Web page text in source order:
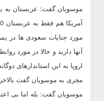
موسویان گفت: عربستان به
مورد جنایات سعودی ها در
آنها دارید و حالا در مورد
اروپا به این استاندارهای
مجری به موسویان گفت
موسویان گفت: بله اما بی